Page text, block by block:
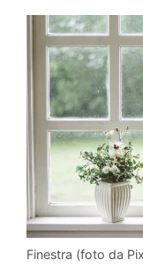
Finestra (foto da